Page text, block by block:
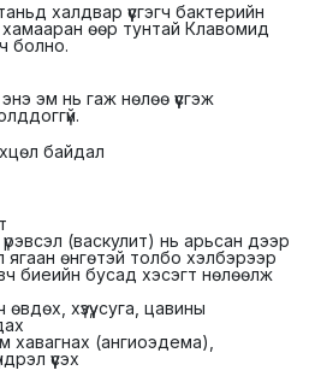
халдвар үүсгэгч бактерийн
хамааран өөр тунтай Клавомид
болно.
эм нь гаж нөлөө үүсгэж
байдал
(васкулит) нь арьсан дээр
ягаан өнгөтэй толбо хэлбэрээр
биеийн бусад хэсэгт нөлөөлж
хүзүү, суга, цавины
хавагнах (ангиоэдема),
үүсэх